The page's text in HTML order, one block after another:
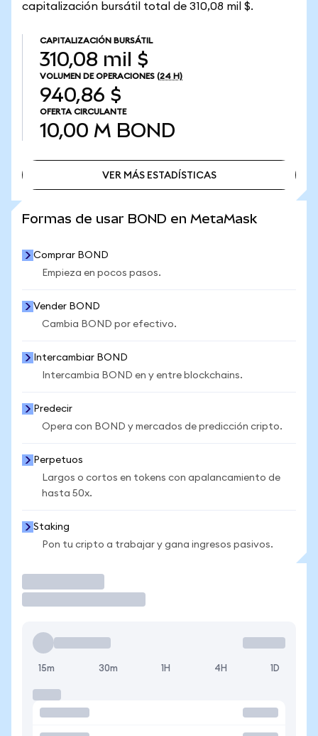
capitalización bursátil total de 310,08 mil $.
CAPITALIZACIÓN BURSÁTIL
310,08 mil $
VOLUMEN DE OPERACIONES (24 H)
940,86 $
OFERTA CIRCULANTE
10,00 M BOND
VER MÁS ESTADÍSTICAS
Formas de usar BOND en MetaMask
Comprar BOND
Empieza en pocos pasos.
Vender BOND
Cambia BOND por efectivo.
Intercambiar BOND
Intercambia BOND en y entre blockchains.
Predecir
Opera con BOND y mercados de predicción cripto.
Perpetuos
Largos o cortos en tokens con apalancamiento de
hasta 50x.
Staking
Pon tu cripto a trabajar y gana ingresos pasivos.
15m 30m 1H 4H 1D